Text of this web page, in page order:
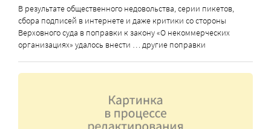
В результате общественного недовольства, серии пикетов,
сбора подписей в интернете и даже критики со стороны
Верховного суда в поправки к закону «О некоммерческих
организациях» удалось внести … другие поправки